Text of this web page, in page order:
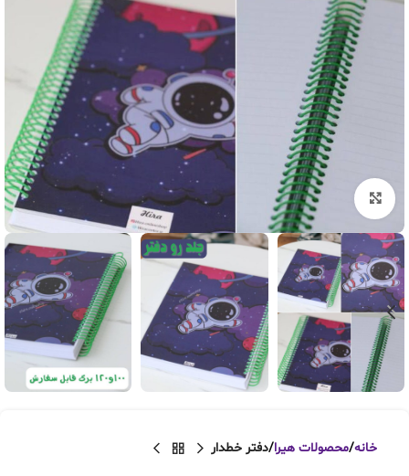
بزرگنمایی تصویر
خانه محصولات هیرا دفتر خطدار